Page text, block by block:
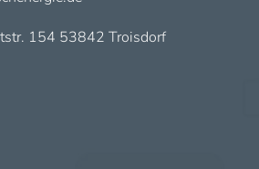
154 53842 Troisdorf